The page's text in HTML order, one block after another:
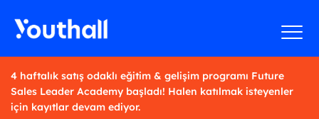
4 haftalık satış odaklı eğitim & gelişim programı Future
Sales Leader Academy başladı! Halen katılmak isteyenler
için kayıtlar devam ediyor.